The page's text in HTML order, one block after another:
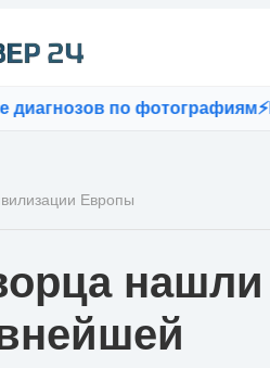
по фотографиям⚡
Европы
нашли